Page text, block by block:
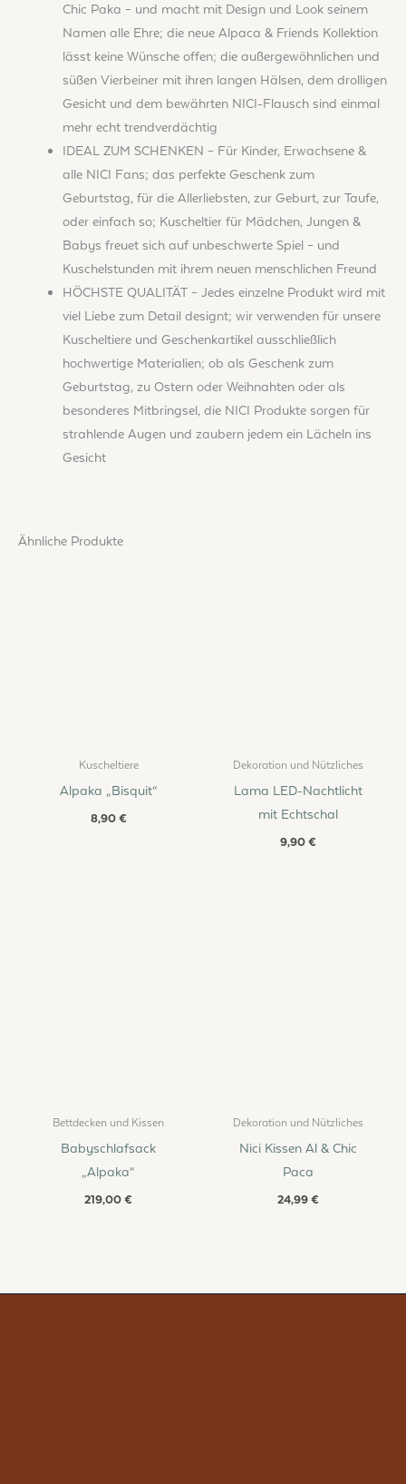
Chic Paka – und macht mit Design und Look seinem
Namen alle Ehre; die neue Alpaca & Friends Kollektion
lässt keine Wünsche offen; die außergewöhnlichen und
süßen Vierbeiner mit ihren langen Hälsen, dem drolligen
Gesicht und dem bewährten NICI-Flausch sind einmal
mehr echt trendverdächtig
IDEAL ZUM SCHENKEN – Für Kinder, Erwachsene &
alle NICI Fans; das perfekte Geschenk zum
Geburtstag, für die Allerliebsten, zur Geburt, zur Taufe,
oder einfach so; Kuscheltier für Mädchen, Jungen &
Babys freuet sich auf unbeschwerte Spiel – und
Kuschelstunden mit ihrem neuen menschlichen Freund
HÖCHSTE QUALITÄT – Jedes einzelne Produkt wird mit
viel Liebe zum Detail designt; wir verwenden für unsere
Kuscheltiere und Geschenkartikel ausschließlich
hochwertige Materialien; ob als Geschenk zum
Geburtstag, zu Ostern oder Weihnahten oder als
besonderes Mitbringsel, die NICI Produkte sorgen für
strahlende Augen und zaubern jedem ein Lächeln ins
Gesicht
Ähnliche Produkte
Kuscheltiere
Alpaka „Bisquit“
8,90€
Dekoration und Nützliches
Lama LED-Nachtlicht
mit Echtschal
9,90€
Bettdecken und Kissen
Babyschlafsack
„Alpaka“
219,00€
Dekoration und Nützliches
Nici Kissen Al & Chic
Paca
24,99€